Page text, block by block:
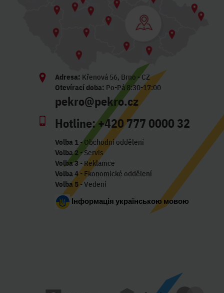
Adresa: Křenová 56, Brno - CZ
Otevírací doba: Po-Pá 8:30-17:00
pekro@pekro.cz
Hotline:+420 777 0000 32
Volba 1- Obchodní oddělení
Volba 2 - Servis
Volba 3 - Reklamce
Volba 4- Ekonomické oddělení
Volba 5- Vedení
Інформація українською мовою